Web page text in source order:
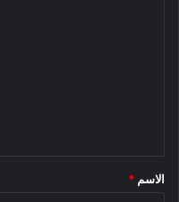
*
الاسم *